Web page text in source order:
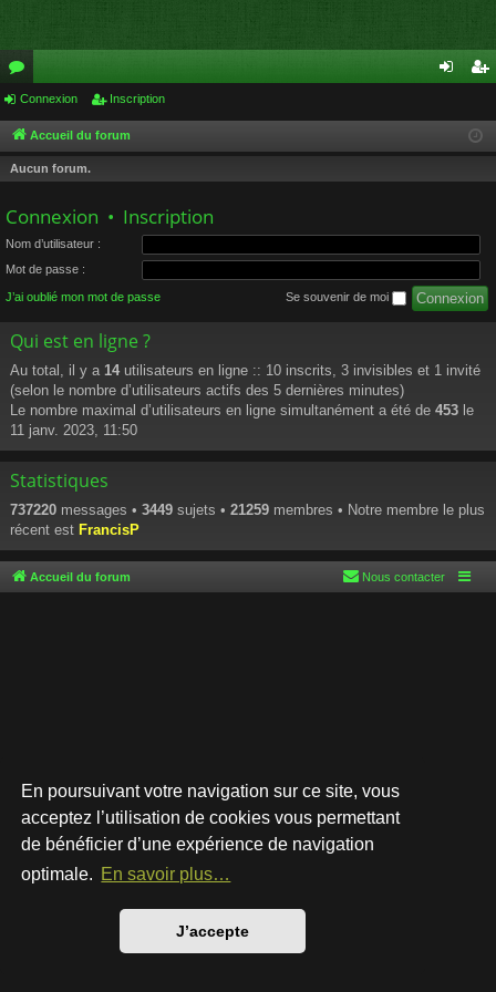
En poursuivant votre navigation sur ce site, vous
acceptez l’utilisation de cookies vous permettant
de bénéficier d’une expérience de navigation
optimale. En savoir plus…
J’accepte
or
u
m
cri
Connexion Inscription
Accueil du forum
Aucun forum.
Connexion • Inscription
Nom d’utilisateur :
Mot de passe :
J’ai oublié mon mot de passe Se souvenir de moi
Qui est en ligne ?
Au total, il y a 14 utilisateurs en ligne :: 10 inscrits, 3 invisibles et 1 invité
(selon le nombre d’utilisateurs actifs des 5 dernières minutes)
Le nombre maximal d’utilisateurs en ligne simultanément a été de 453 le
11 janv. 2023, 11:50
Statistiques
737220 messages • 3449 sujets • 21259 membres • Notre membre le plus
récent est FrancisP
Accueil du forum Nous contacter
Développé parphpBB® Forum Software © phpBB Limited
Style par
Traduction française officielle